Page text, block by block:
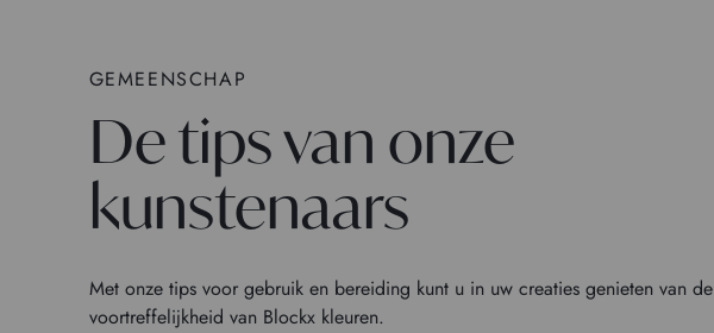
GEMEENSCHAP
De tips van onze
kunstenaars
Met onze tips voor gebruik en bereiding kunt u in uw creaties genieten van de
voortreffelijkheid van Blockx kleuren.